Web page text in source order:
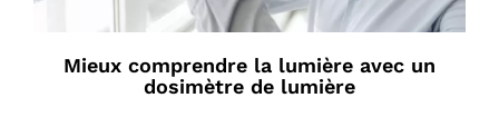
Mieux comprendre la lumière avec un
dosimètre de lumière